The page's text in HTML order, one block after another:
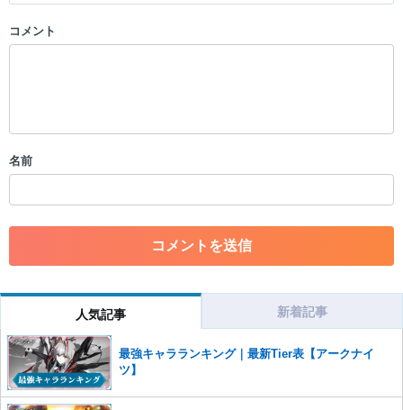
以下の書き込みを禁止とし、場合によってはコメント削除や書き込み制
・一度削除された投稿を再び投稿すること
・アカウントの売買など金銭が絡む内容の投稿
・各ゲームのネタバレを含む内容の投稿
・その他、管理者が不適切と判断した投稿
だけますでしょうか。
※投稿内容を確認後、順次対応さ
せていただきます。ご了承ください。
※一度削除したコメントは復元ができませんのでご注意くだ
さい。
コメント
名前
人気記事 新着記事
最強キャラランキング｜最新Tier表【アークナイ
ツ】